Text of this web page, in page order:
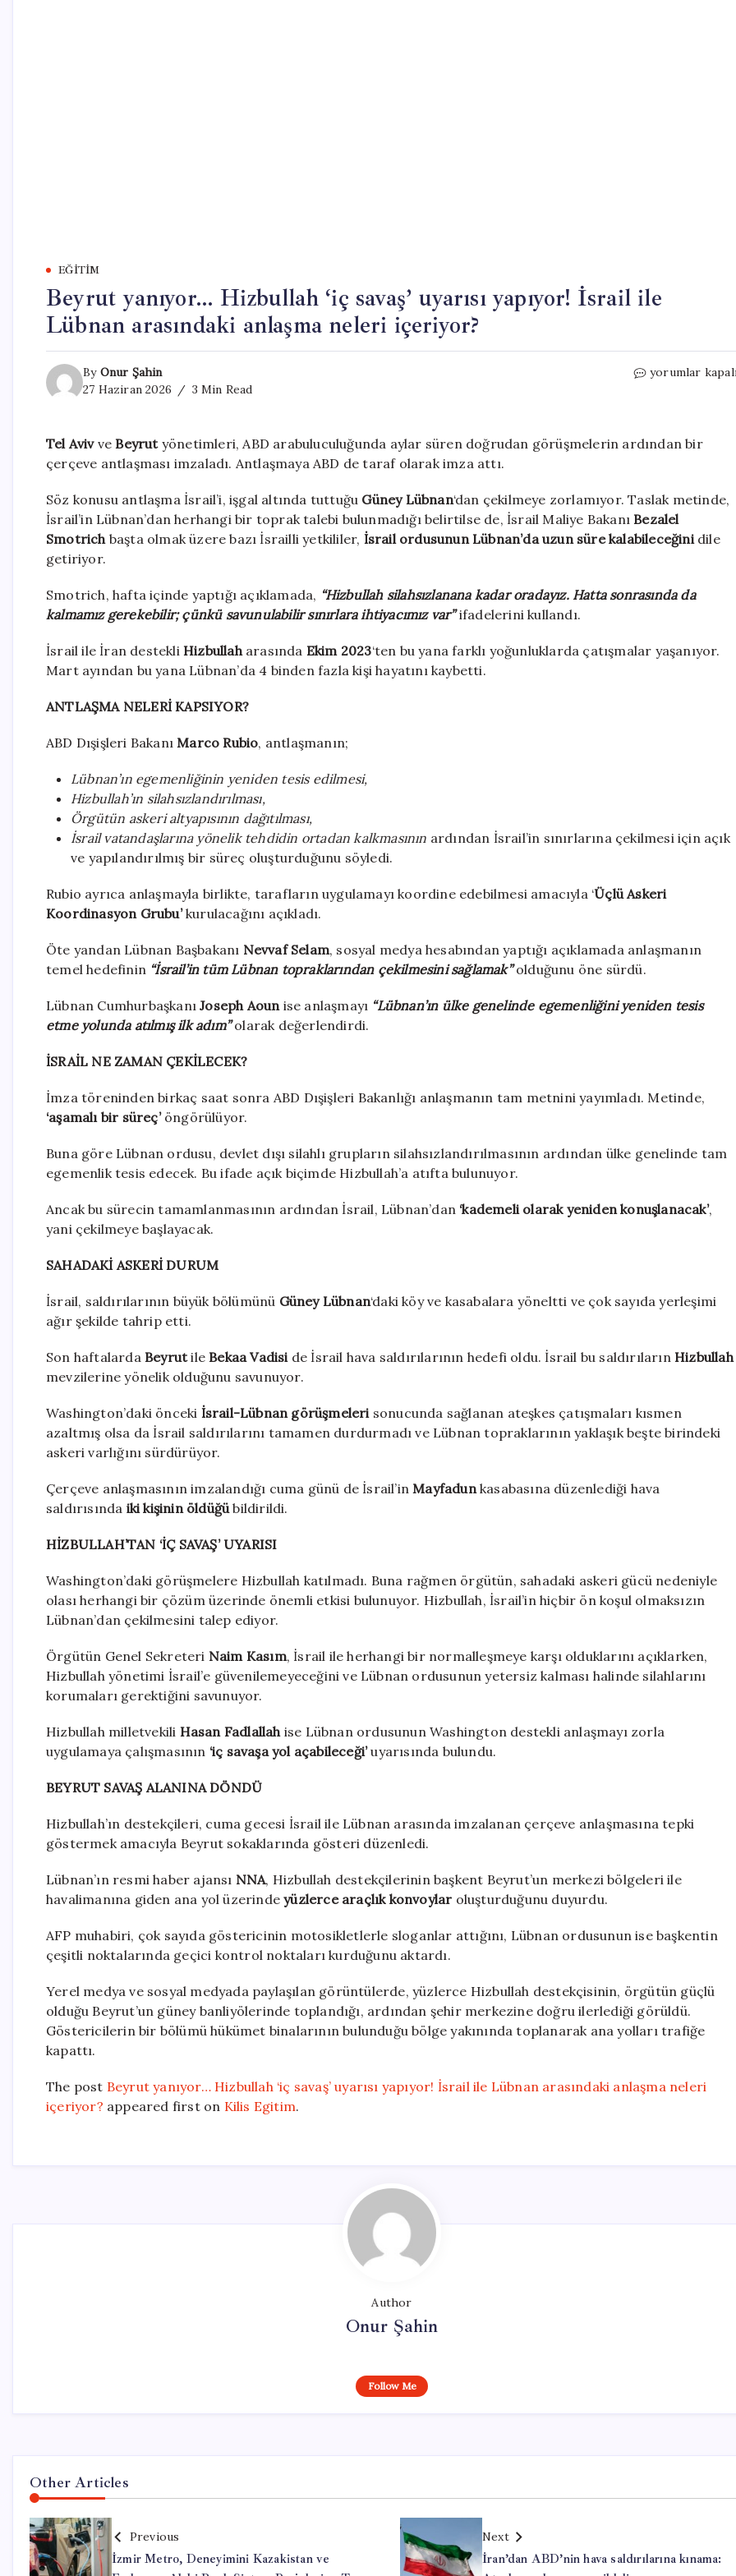
EĞITIM
Beyrut yanıyor… Hizbullah ‘iç savaş’ uyarısı yapıyor! İsrail ile
Lübnan arasındaki anlaşma neleri içeriyor?
By Onur Şahin
27 Haziran 2026
3 Min Read
Beyrut
savaş’
İsrail
ile
Lübnan
arasındaki
içeriyor?
yorumlar
Tel Aviv ve Beyrutyönetimleri, ABD arabuluculuğunda aylar süren doğrudan görüşmelerin ardından bir
çerçeve antlaşması imzaladı. Antlaşmaya ABD de taraf olarak imza attı.
Söz konusu antlaşma İsrail’i, işgal altında tuttuğu Güney Lübnan‘dan çekilmeye zorlamıyor. Taslak metinde,
İsrail’in Lübnan’dan herhangi bir toprak talebi bulunmadığı belirtilse de, İsrail Maliye Bakanı Bezalel
Smotrichbaşta olmak üzere bazı İsrailli yetkililer, İsrail ordusunun Lübnan’da uzun süre kalabileceğinidile
getiriyor.
Smotrich, hafta içinde yaptığı açıklamada, “Hizbullah silahsızlanana kadar oradayız. Hatta sonrasında da
kalmamız gerekebilir; çünkü savunulabilir sınırlara ihtiyacımız var”ifadelerini kullandı.
İsrail ile İran destekli Hizbullaharasında Ekim 2023‘ten bu yana farklı yoğunluklarda çatışmalar yaşanıyor.
Mart ayından bu yana Lübnan’da 4 binden fazla kişi hayatını kaybetti.
ANTLAŞMA NELERİ KAPSIYOR?
ABD Dışişleri BakanıMarco Rubio, antlaşmanın;
Lübnan’ın egemenliğinin yeniden tesis edilmesi,
Hizbullah’ın silahsızlandırılması,
Örgütün askeri altyapısının dağıtılması,
İsrail vatandaşlarına yönelik tehdidin ortadan kalkmasının ardından İsrail’in sınırlarına çekilmesi için açık
ve yapılandırılmış bir süreç oluşturduğunu söyledi.
Rubio ayrıca anlaşmayla birlikte, tarafların uygulamayı koordine edebilmesi amacıyla ‘Üçlü Askeri
Koordinasyon Grubu’kurulacağını açıkladı.
Öte yandan Lübnan Başbakanı Nevvaf Selam, sosyal medya hesabından yaptığı açıklamada anlaşmanın
temel hedefinin “İsrail’in tüm Lübnan topraklarından çekilmesini sağlamak”olduğunu öne sürdü.
Lübnan CumhurbaşkanıJoseph Aounise anlaşmayı “Lübnan’ın ülke genelinde egemenliğini yeniden tesis
etme yolunda atılmış ilk adım”olarak değerlendirdi.
İSRAİL NE ZAMAN ÇEKİLECEK?
İmza töreninden birkaç saat sonra ABD Dışişleri Bakanlığı anlaşmanın tam metnini yayımladı. Metinde,
‘aşamalı bir süreç’ öngörülüyor.
Buna göre Lübnan ordusu, devlet dışı silahlı grupların silahsızlandırılmasının ardından ülke genelinde tam
egemenlik tesis edecek. Bu ifade açık biçimde Hizbullah’a atıfta bulunuyor.
Ancak bu sürecin tamamlanmasının ardından İsrail, Lübnan’dan ‘kademeli olarak yeniden konuşlanacak’,
yani çekilmeye başlayacak.
SAHADAKİ ASKERİ DURUM
İsrail, saldırılarının büyük bölümünü Güney Lübnan‘daki köy ve kasabalara yöneltti ve çok sayıda yerleşimi
ağır şekilde tahrip etti.
Son haftalarda Beyrutile Bekaa Vadisi de İsrail hava saldırılarının hedefi oldu. İsrail bu saldırılarınHizbullah
mevzilerine yönelik olduğunu savunuyor.
Washington’daki önceki İsrail-Lübnan görüşmelerisonucunda sağlanan ateşkes çatışmaları kısmen
azaltmış olsa da İsrail saldırılarını tamamen durdurmadı ve Lübnan topraklarının yaklaşık beşte birindeki
askeri varlığını sürdürüyor.
Çerçeve anlaşmasının imzalandığı cuma günü de İsrail’inMayfadunkasabasına düzenlediği hava
saldırısında iki kişinin öldüğübildirildi.
HİZBULLAH’TAN ‘İÇ SAVAŞ’ UYARISI
Washington’daki görüşmelere Hizbullah katılmadı. Buna rağmen örgütün, sahadaki askeri gücü nedeniyle
olası herhangi bir çözüm üzerinde önemli etkisi bulunuyor. Hizbullah, İsrail’in hiçbir ön koşul olmaksızın
Lübnan’dan çekilmesini talep ediyor.
Örgütün Genel Sekreteri Naim Kasım, İsrail ile herhangi bir normalleşmeye karşı olduklarını açıklarken,
Hizbullah yönetimi İsrail’e güvenilemeyeceğini ve Lübnan ordusunun yetersiz kalması halinde silahlarını
korumaları gerektiğini savunuyor.
Hizbullah milletvekili Hasan Fadlallahise Lübnan ordusunun Washington destekli anlaşmayı zorla
uygulamaya çalışmasının ‘iç savaşa yol açabileceği’uyarısında bulundu.
BEYRUT SAVAŞ ALANINA DÖNDÜ
Hizbullah’ın destekçileri, cuma gecesi İsrail ile Lübnan arasında imzalanan çerçeve anlaşmasına tepki
göstermek amacıyla Beyrut sokaklarında gösteri düzenledi.
Lübnan’ın resmi haber ajansı NNA, Hizbullah destekçilerinin başkent Beyrut’un merkezi bölgeleri ile
havalimanına giden ana yol üzerindeyüzlerce araçlık konvoylar oluşturduğunu duyurdu.
AFP muhabiri, çok sayıda göstericinin motosikletlerle sloganlar attığını, Lübnan ordusunun ise başkentin
çeşitli noktalarında geçici kontrol noktaları kurduğunu aktardı.
Yerel medya ve sosyal medyada paylaşılan görüntülerde, yüzlerce Hizbullah destekçisinin, örgütün güçlü
olduğu Beyrut’un güney banliyölerinde toplandığı, ardından şehir merkezine doğru ilerlediği görüldü.
Göstericilerin bir bölümü hükümet binalarının bulunduğu bölge yakınında toplanarak ana yolları trafiğe
kapattı.
The post Beyrut yanıyor… Hizbullah ‘iç savaş’ uyarısı yapıyor! İsrail ile Lübnan arasındaki anlaşma neleri
içeriyor? appeared first on Kilis Egitim.
Author
Onur Şahin
Follow Me
Other Articles
Previous
İzmir Metro, Deneyimini Kazakistan ve
Next
İran’dan ABD’nin hava saldırılarına kınama: